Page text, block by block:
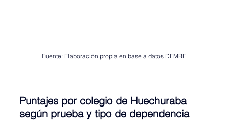
Fuente: Elaboración propia en base a datos DEMRE.
Puntajes por colegio de Huechuraba
según prueba y tipo de dependencia